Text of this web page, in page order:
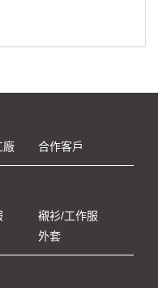
廠 合作客戶
襯衫/工作服
外套